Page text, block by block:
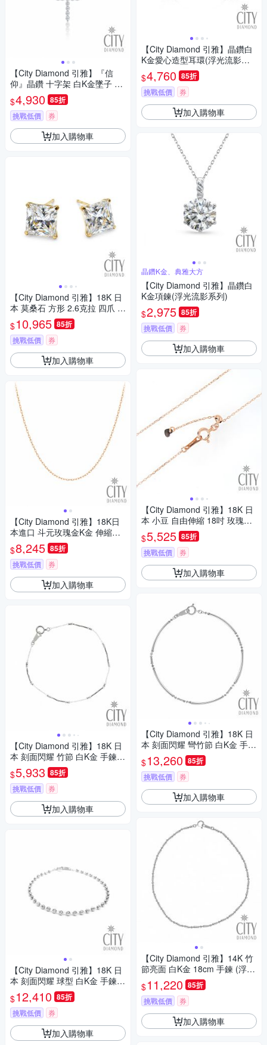
【City Diamond 引雅】『信
仰』晶鑽 十字架 白K金墜子 項
鍊(浮光流影系列)
$4,930 85折
挑戰低價 券
加入購物車
【City Diamond 引雅】18K 日
本 莫桑石 方形 2.6克拉 四爪 耳
環(東京Yuki系列)
$10,965 85折
挑戰低價 券
加入購物車
【City Diamond 引雅】18K日
本進口 斗元玫瑰金K金 伸縮項
鍊 16吋18吋可自由伸縮長短
(東京Yuki表參道系列)
$8,245 85折
挑戰低價 券
加入購物車
【City Diamond 引雅】18K 日
本 刻面閃耀 竹節 白K金 手鍊
(東京Yuki表參道系列)
$5,933 85折
挑戰低價 券
加入購物車
【City Diamond 引雅】18K 日
本 刻面閃耀 球型 白K金 手鍊
(東京Yuki表參道系列)
$12,410 85折
挑戰低價 券
加入購物車
【City Diamond 引雅】晶鑽白
K金愛心造型耳環(浮光流影系
列)
$4,760 85折
挑戰低價 券
加入購物車
晶鑽K金、典雅大方
【City Diamond 引雅】晶鑽白
K金項鍊(浮光流影系列)
$2,975 85折
挑戰低價 券
加入購物車
【City Diamond 引雅】18K 日
本 小豆 自由伸縮 18吋 玫瑰金
項鍊 (東京Yuki表參道系列)
$5,525 85折
挑戰低價 券
加入購物車
【City Diamond 引雅】18K 日
本 刻面閃耀 彎竹節 白K金 手鍊
(東京Yuki表參道系列)
$13,260 85折
挑戰低價 券
加入購物車
【City Diamond 引雅】14K 竹
節亮面 白K金 18cm 手鍊 (浮光
流影系列)
$11,220 85折
挑戰低價 券
加入購物車